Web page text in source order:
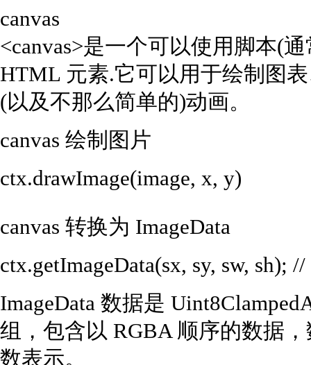
canvas
<canvas>是一个可以使用脚本(
HTML 元素.它可以用于绘制图
(以及不那么简单的)动画。
canvas 绘制图片
ctx.drawImage(image, x, y)
canvas 转换为 ImageData
ctx.getImageData(sx, sy, sw, sh);
ImageData 数据是
组，包含以 RGBA 顺序的数据
数表示。